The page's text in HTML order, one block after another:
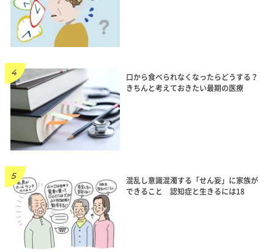
口から食べられなくなったらどうする？
きちんと考えておきたい最期の医療
混乱し意識混濁する「せん妄」に家族が
できること 認知症と生きるには18